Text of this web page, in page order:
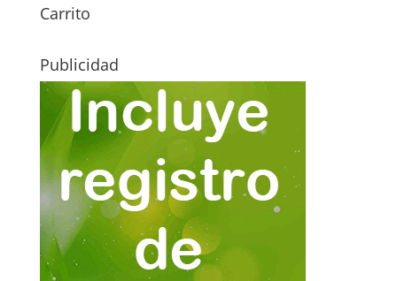
Carrito
Publicidad